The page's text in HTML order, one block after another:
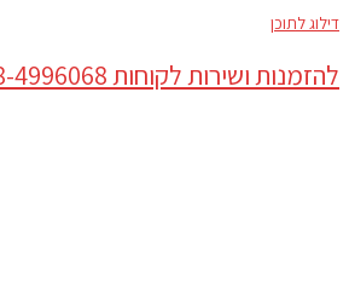
דילוג לתוכן
להזמנות ושירות לקוחות 058-4996068